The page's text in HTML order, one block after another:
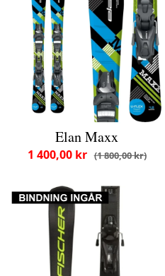
Elan Maxx
1 800,00 kr
1 400,00 kr